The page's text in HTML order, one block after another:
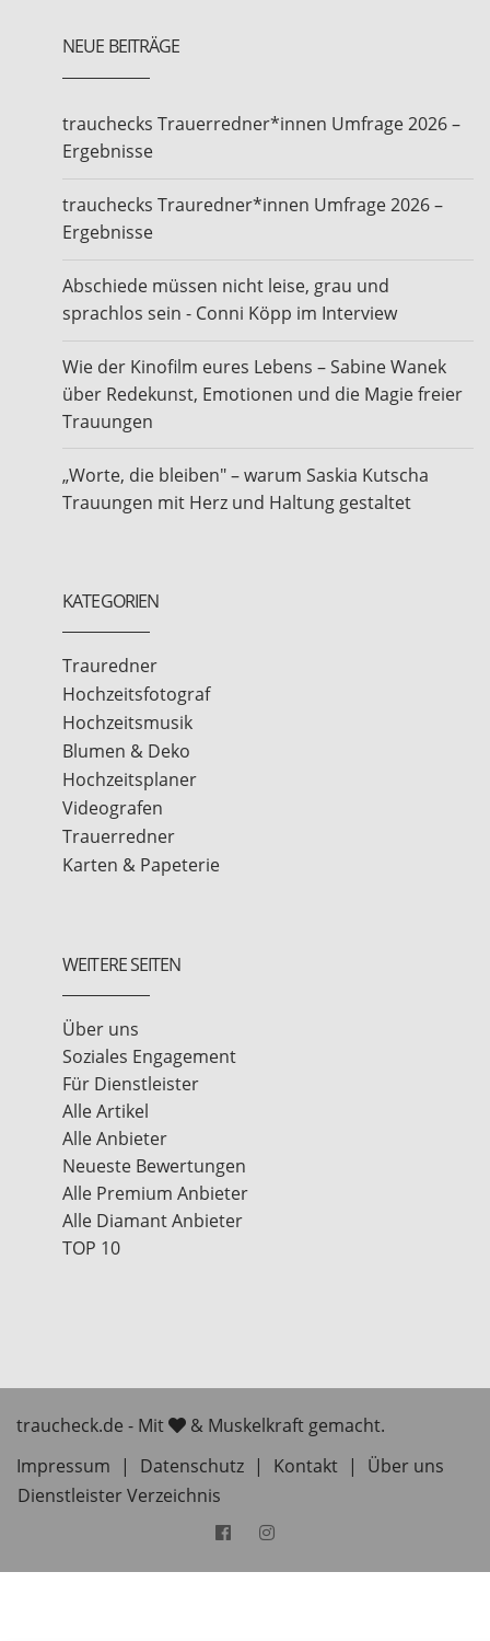
NEUE BEITRÄGE
trauchecks Trauerredner*innen Umfrage 2026 –
Ergebnisse
trauchecks Trauredner*innen Umfrage 2026 –
Ergebnisse
Abschiede müssen nicht leise, grau und
sprachlos sein - Conni Köpp im Interview
Wie der Kinofilm eures Lebens – Sabine Wanek
über Redekunst, Emotionen und die Magie freier
Trauungen
„Worte, die bleiben" – warum Saskia Kutscha
Trauungen mit Herz und Haltung gestaltet
KATEGORIEN
Trauredner
Hochzeitsfotograf
Hochzeitsmusik
Blumen & Deko
Hochzeitsplaner
Videografen
Trauerredner
Karten & Papeterie
WEITERE SEITEN
Über uns
Soziales Engagement
Für Dienstleister
Alle Artikel
Alle Anbieter
Neueste Bewertungen
Alle Premium Anbieter
Alle Diamant Anbieter
TOP 10
traucheck.de - Mit
& Muskelkraft gemacht.
Impressum
| Datenschutz | Kontakt |
Über uns
Dienstleister Verzeichnis